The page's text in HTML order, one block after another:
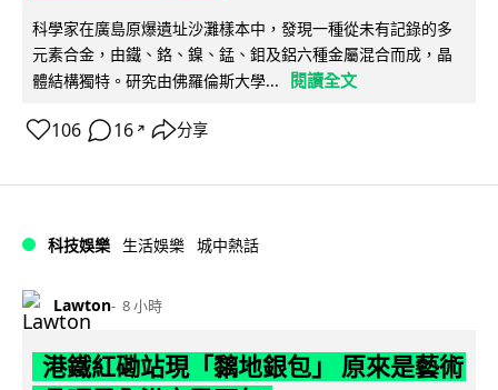
科學家在廣島原爆遺址沙灘樣本中，發現一種從未有記錄的多
元素合金，由鐵、鉻、鎳、錳、鉬及鋁六種金屬混合而成，晶
體結構獨特。研究由佛羅倫斯大學...
閱讀全文
106 16 ↗ 分享
科技娛樂 生活娛樂 城中熱話
Lawton 8 小時
港鐵紅磡站現「黐地銀包」 原來是藝術